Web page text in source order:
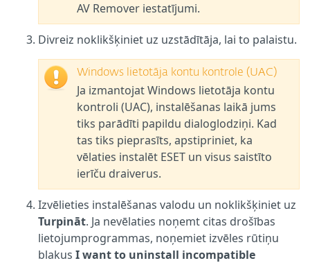
AV Remover iestatījumi.
Divreiz noklikšķiniet uz uzstādītāja, lai to palaistu.
Windows lietotāja kontu kontrole (UAC)
Ja izmantojat Windows lietotāja kontu
kontroli (UAC), instalēšanas laikā jums
tiks parādīti papildu dialoglodziņi. Kad
tas tiks pieprasīts, apstipriniet, ka
vēlaties instalēt ESET un visus saistīto
ierīču draiverus.
Izvēlieties instalēšanas valodu un noklikšķiniet uz
Turpināt. Ja nevēlaties noņemt citas drošības
lietojumprogrammas, noņemiet izvēles rūtiņu
blakus I want to uninstall incompatible